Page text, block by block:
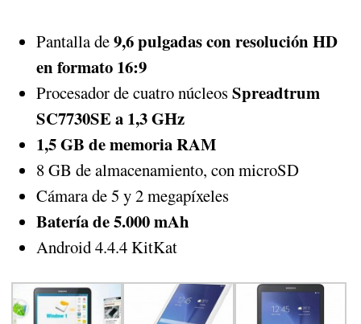
Pantalla de9,6 pulgadas con resolución HD
en formato 16:9
Procesador de cuatro núcleosSpreadtrum
SC7730SE a 1,3 GHz
1,5 GB de memoria RAM
8 GB de almacenamiento, con microSD
Cámara de 5 y 2 megapíxeles
Batería de 5.000 mAh
Android 4.4.4 KitKat